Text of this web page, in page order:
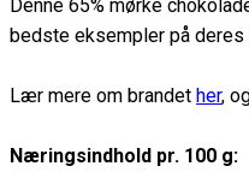
Denne 65% mørke
bedste eksempler på deres
Lær mere om brandet her,
Næringsindhold pr. 100 g: